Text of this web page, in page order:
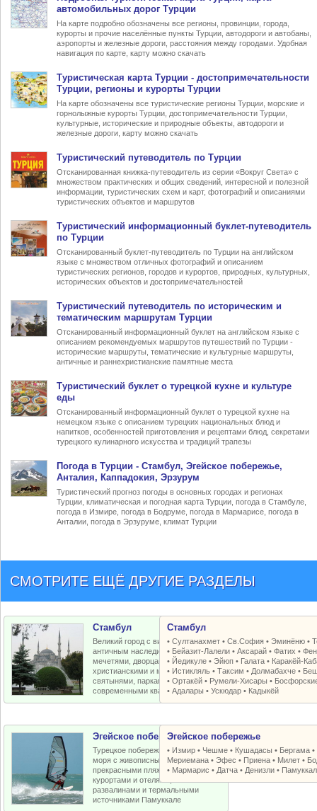
автомобильных дорог Турции
На карте подробно обозначены все регионы, провинции, города,
курорты и прочие населённые пункты Турции, автодороги и автобаны,
аэропорты и железные дороги, расстояния между городами. Удобная
навигация по карте, карту можно скачать
Туристическая карта Турции - достопримечательности
Турции, регионы и курорты Турции
На карте обозначены все туристические регионы Турции, морские и
горнолыжные курорты Турции, достопримечательности Турции,
культурные, исторические и природные объекты, автодороги и
железные дороги, карту можно скачать
Туристический путеводитель по Турции
Отсканированная книжка-путеводитель из серии «Вокруг Света» с
множеством практических и общих сведений, интересной и полезной
информации, туристических схем и карт, фотографий и описаниями
туристических объектов и маршрутов
Туристический информационный буклет-путеводитель
по Турции
Отсканированный буклет-путеводитель по Турции на английском
языке с множеством отличных фотографий и описанием
туристических регионов, городов и курортов, природных, культурных,
исторических объектов и достопримечательностей
Туристический путеводитель по историческим и
тематическим маршрутам Турции
Отсканированный информационный буклет на английском языке с
описанием рекомендуемых маршрутов путешествий по Турции -
исторические маршруты, тематические и культурные маршруты,
античные и раннехристианские памятные места
Туристический буклет о турецкой кухнеи культуре
еды
Отсканированный информационный буклет о турецкой кухне на
немецком языке с описанием турецких национальных блюд и
напитков, особенностей приготовления и рецептами блюд, секретами
турецкого кулинарного искусства и традиций трапезы
Погода в Турции - Стамбул, Эгейское побережье,
Анталия, Каппадокия, Эрзурум
Туристический прогноз погоды в основных городах и регионах
Турции, климатическая и погодная карта Турции, погода в Стамбуле,
погода в Измире, погода в Бодруме, погода в Мармарисе, погода в
Анталии, погода в Эрзуруме, климат Турции
СМОТРИТЕ ЕЩЁ ДРУГИЕ РАЗДЕЛЫ
Стамбул
Великий город с византийским и
античным наследием, османскими
мечетями, дворцами, крепостями,
христианскими и мусульманскими
святынями, парками, старыми и
современными кварталами
Стамбул
•Султанахмет •Св.София •Эминёню •
• Бейазит-Лалели •Аксарай •Фатих •
• Йедикуле •Эйюп • Галата • Каракёй-
• Истикляль •Таксим • Долмабахче •
•Ортакёй • Румели-Xисары •
•Адалары •Ускюдар • Кадыкёй
Эгейское побережье
Турецкое побережье Эгейского
моря с живописными бухтами,
прекрасными пляжами, отличными
курортами и отелями, античными
развалинами и термальными
источниками Памуккале
Эгейское побережье
• Измир • Чешме • Кушадасы • Бергама •
Мериемана •Эфес • Приена • Милет •
• Мармарис • Датча • Денизли •